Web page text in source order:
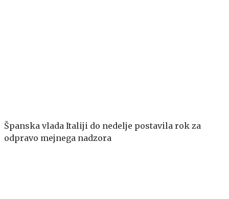
Španska vlada Italiji do nedelje postavila rok za
odpravo mejnega nadzora